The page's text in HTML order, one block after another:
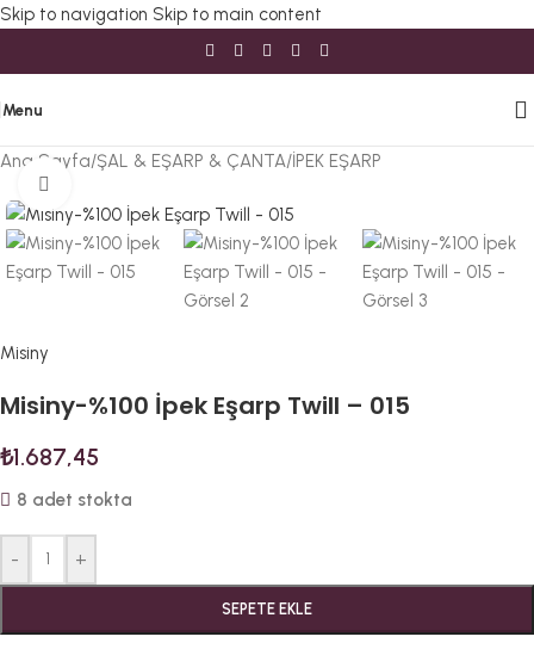
Skip to navigation Skip to main content
Menu
Ana Sayfa/ŞAL & EŞARP & ÇANTA/İPEK EŞARP
Misiny
Misiny-%100 İpek Eşarp Twill – 015
₺1.687,45
8 adet stokta
- +
SEPETE EKLE